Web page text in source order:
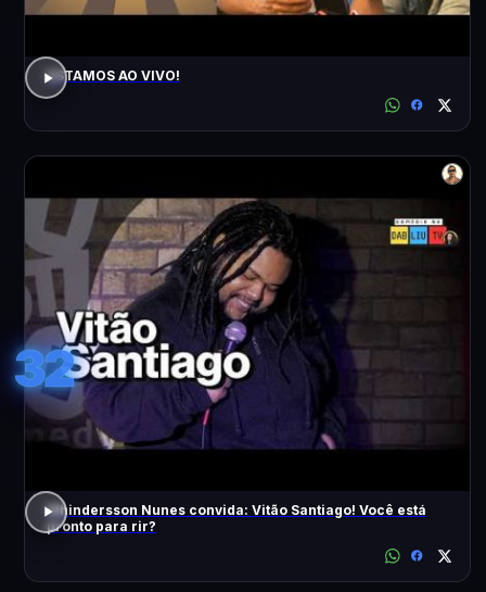
ESTAMOS AO VIVO!
32
Whindersson Nunes convida: Vitão Santiago! Você está
pronto para rir?